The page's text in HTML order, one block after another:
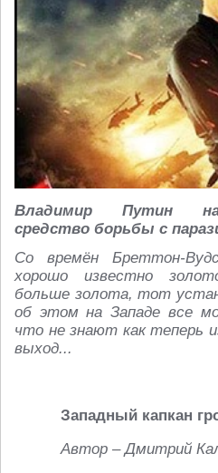
Владимир Путин
средство борьбы с
Со времён Бреттон-
хорошо известно
больше золота, тот
об этом на Западе все
что не знают как теперь
выход...
Западный капкан
Автор – Дмитрий